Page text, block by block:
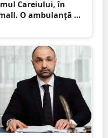
Careiului, în
O ambulanță a